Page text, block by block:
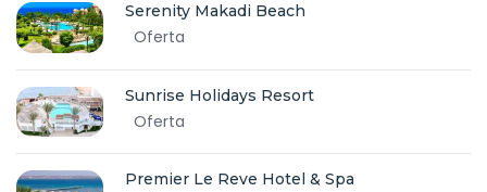
Serenity Makadi Beach
Oferta
Sunrise Holidays Resort
Oferta
Premier Le Reve Hotel & Spa